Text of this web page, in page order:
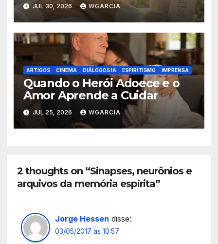
JUL 30, 2026 WGARCIA
ARTIGOS CINEMA DIÁLOGOS IA ESPIRITISMO IMPRENSA
Quando o Herói Adoece e o
Amor Aprende a Cuidar
JUL 25, 2026 WGARCIA
2 thoughts on “Sinapses, neurônios e
arquivos da memória espírita”
Jorge Hessen disse:
03/05/2017 às 10:57